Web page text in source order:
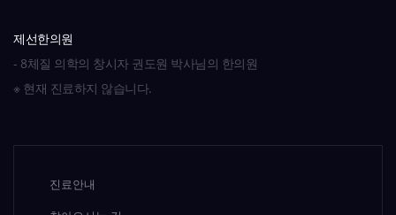
제선한의원
- 8체질 의학의 창시자 권도원 박사님의 한의원
※ 현재 진료하지 않습니다.
진료안내